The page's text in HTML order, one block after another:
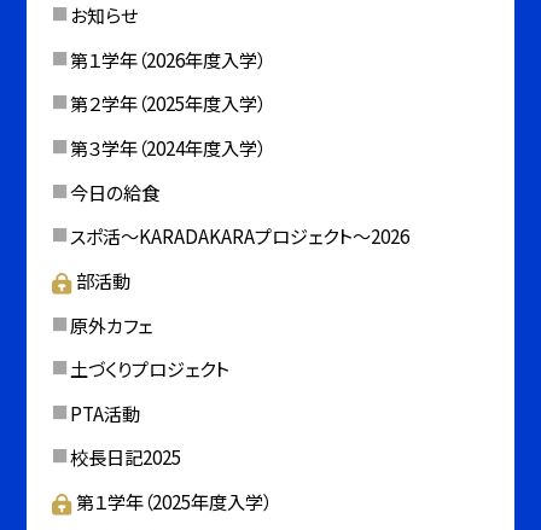
お知らせ
第１学年（2026年度入学）
第２学年（2025年度入学）
第３学年（2024年度入学）
今日の給食
スポ活～KARADAKARAプロジェクト～2026
部活動
原外カフェ
土づくりプロジェクト
PTA活動
校長日記2025
第１学年（2025年度入学）